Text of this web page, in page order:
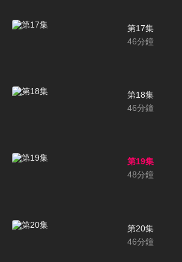
第17集
46分鐘
第18集
46分鐘
第19集
48分鐘
第20集
46分鐘